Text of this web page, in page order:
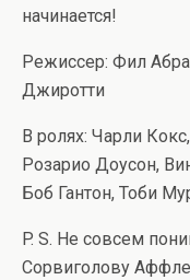
начинается!
Режиссер: Фил
Джиротти
В ролях: Чарли
Розарио Доусон,
Боб Гантон, Тоби
P. S. Не совсем
Сорвиголову